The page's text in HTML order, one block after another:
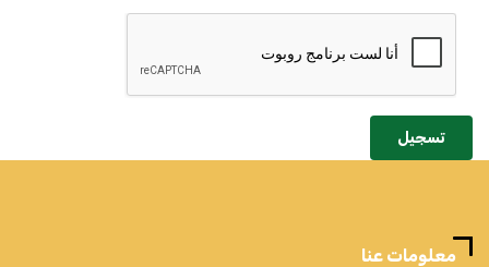
تسجيل
معلومات عنا